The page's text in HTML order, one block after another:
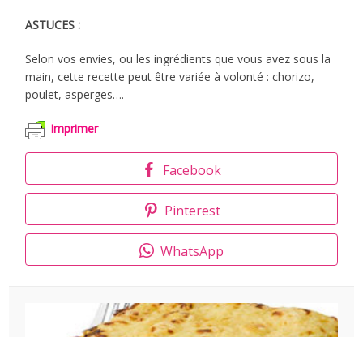
ASTUCES :
Selon vos envies, ou les ingrédients que vous avez sous la
main, cette recette peut être variée à volonté : chorizo,
poulet, asperges….
Imprimer
Facebook
Pinterest
WhatsApp